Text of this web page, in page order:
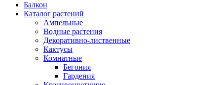
Балкон
Каталог растений
Ампельные
Водные растения
Декоративно-лиственные
Кактусы
Комнатные
Бегония
Гардения